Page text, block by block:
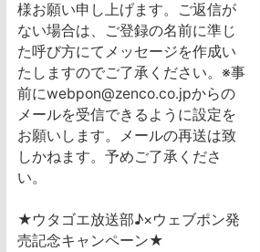
様お願い申し上げます。ご返信が
ない場合は、ご登録の名前に準じ
た呼び方にてメッセージを作成い
たしますのでご了承ください。※事
前にwebpon@zenco.co.jpからの
メールを受信できるように設定を
お願いします。メールの再送は致
しかねます。予めご了承くださ
い。
★ウタゴエ放送部♪×ウェブポン発
売記念キャンペーン★